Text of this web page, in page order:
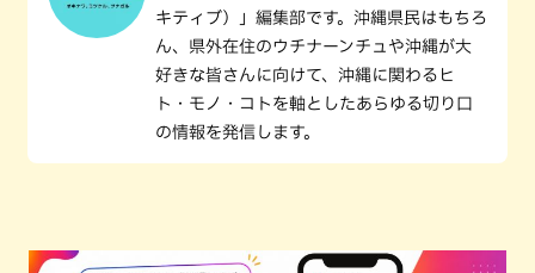
キティブ）」編集部です。沖縄県民はもちろ
ん、県外在住のウチナーンチュや沖縄が大
好きな皆さんに向けて、沖縄に関わるヒ
ト・モノ・コトを軸としたあらゆる切り口
の情報を発信します。